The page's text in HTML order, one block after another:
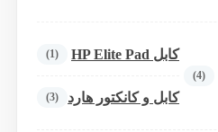
(4)
کابل HP Elite Pad (1)
کابل و کانکتور هارد (3)